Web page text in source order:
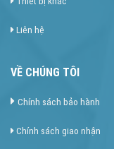
Liên hệ
VỀ CHÚNG TÔI
Chính sách bảo hành
Chính sách giao nhận